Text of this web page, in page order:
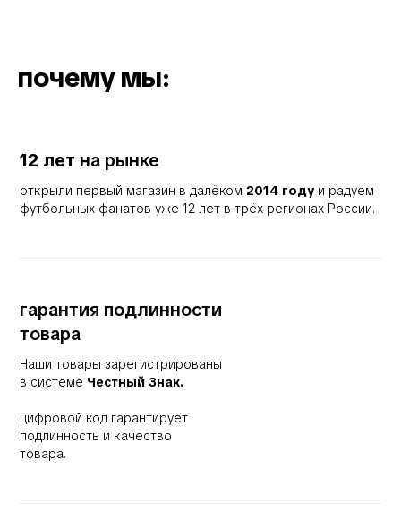
почему мы:
12 лет на рынке
открыли первый магазин в далёком2014 году и радуем
футбольных фанатов уже 12 лет в трёх регионах России.
гарантия подлинности
товара
Наши товары зарегистрированы
в системе Честный Знак.
цифровой код гарантирует
подлинность и качество
товара.